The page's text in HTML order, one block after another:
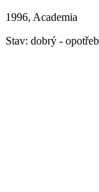
1996, Academia
Stav: dobrý -